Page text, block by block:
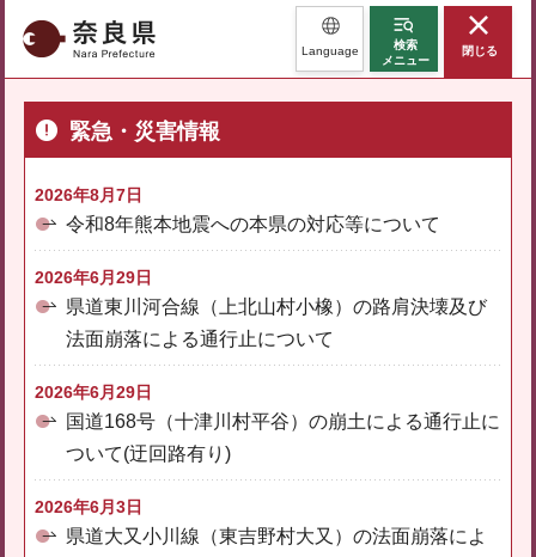
奈良県 Language
検索
メニュー
閉じる
緊急・災害情報
2026年8月7日
令和8年熊本地震への本県の対応等について
2026年6月29日
県道東川河合線（上北山村小橡）の路肩決壊及び
法面崩落による通行止について
2026年6月29日
国道168号（十津川村平谷）の崩土による通行止に
ついて(迂回路有り)
2026年6月3日
県道大又小川線（東吉野村大又）の法面崩落によ